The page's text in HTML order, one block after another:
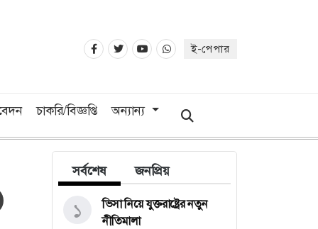
ই-পেপার
চাকরি/বিজ্ঞপ্তি অন্যান্য
সর্বশেষ জনপ্রিয়
ভিসা নিয়ে যুক্তরাষ্ট্রের নতুন
নীতিমালা
১